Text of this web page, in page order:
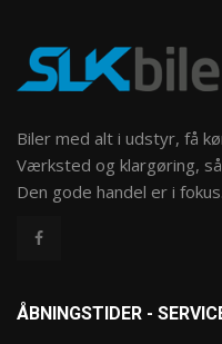
Biler med alt i udstyr, få
Værksted og klargøring,
Den gode handel er i fokus.
ÅBNINGSTIDER -